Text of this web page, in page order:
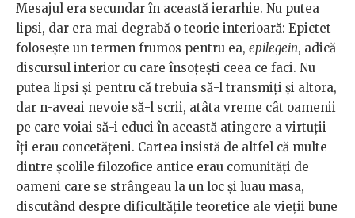
Mesajul era secundar în această ierarhie. Nu putea
lipsi, dar era mai degrabă o teorie interioară: Epictet
folosește un termen frumos pentru ea, epilegein, adică
discursul interior cu care însoțești ceea ce faci. Nu
putea lipsi și pentru că trebuia să-l transmiți și altora,
dar n-aveai nevoie să-l scrii, atâta vreme cât oamenii
pe care voiai să-i educi în această atingere a virtuții
îți erau concetățeni. Cartea insistă de altfel că multe
dintre școlile filozofice antice erau comunități de
oameni care se strângeau la un loc și luau masa,
discutând despre dificultățile teoretice ale vieții bune